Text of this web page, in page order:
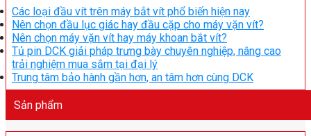
Các loại đầu vít trên máy bắt vít phổ biến hiện nay
Nên chọn đầu lục giác hay đầu cặp cho máy vặn vít?
Nên chọn máy vặn vít hay máy khoan bắt vít?
Tủ pin DCK giải pháp trưng bày chuyên nghiệp, nâng cao
trải nghiệm mua sắm tại đại lý
Trung tâm bảo hành gần hơn, an tâm hơn cùng DCK
Sản phẩm